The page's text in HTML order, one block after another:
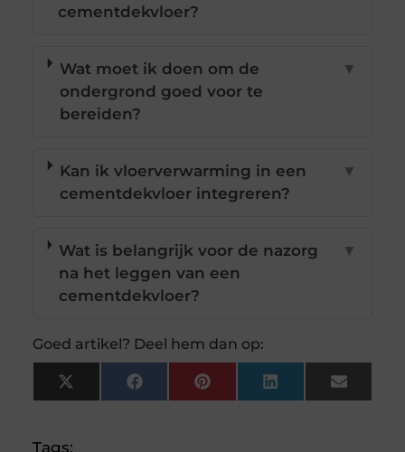
cementdekvloer?
Wat moet ik doen om de
ondergrond goed voor te
bereiden?
▼
Kan ik vloerverwarming in een
cementdekvloer integreren?
▼
Wat is belangrijk voor de nazorg
na het leggen van een
cementdekvloer?
▼
Goed artikel? Deel hem dan op:
X
(Twitter)
FacebookPinterestLinkedInEmail
Tags: